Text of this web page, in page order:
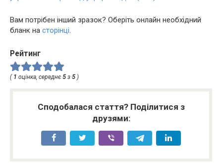
Вам потрібен інший зразок? Оберіть онлайн необхідний
бланк на сторінці.
Рейтинг
( 1 оцінка, середнє 5 з 5 )
Сподобалася стаття? Поділитися з
друзями: